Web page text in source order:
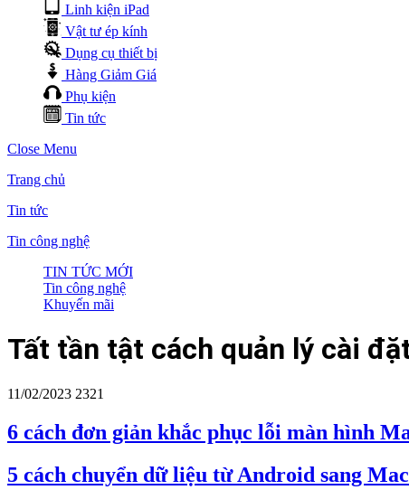
Linh kiện iPad
Vật tư ép kính
Dụng cụ thiết bị
Hàng Giảm Giá
Phụ kiện
Tin tức
Close Menu
Trang chủ
Tin tức
Tin công nghệ
TIN TỨC MỚI
Tin công nghệ
Khuyến mãi
Tất tần tật cách quản lý cài
11/02/2023 2321
6 cách đơn giản khắc phục lỗi màn hình
5 cách chuyển dữ liệu từ Android sang